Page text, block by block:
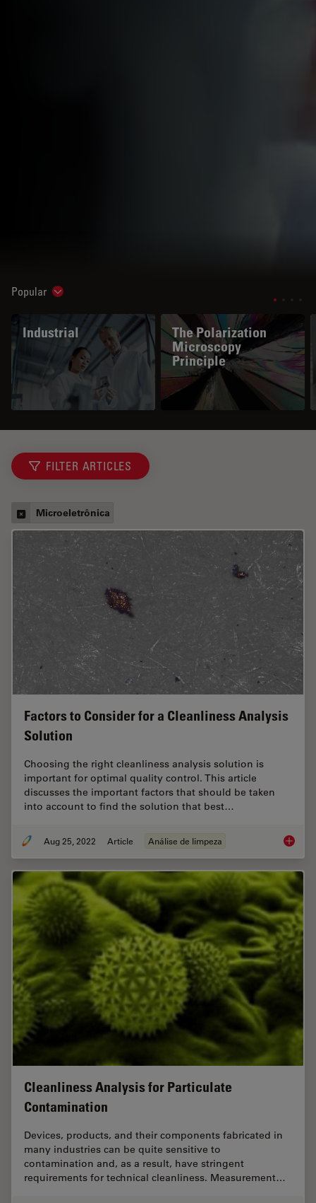
Popular Show subnavigation
Industrial
The Polarization
Microscopy
Principle
FILTER ARTICLES
Microeletrônica
Factors to Consider for a Cleanliness Analysis
Solution
Choosing the right cleanliness analysis solution is
important for optimal quality control. This article
discusses the important factors that should be taken
into account to find the solution that best…
Aug 25, 2022 Article Análise de limpeza Factors
Cleanliness Analysis for Particulate
Contamination
Devices, products, and their components fabricated in
many industries can be quite sensitive to
contamination and, as a result, have stringent
requirements for technical cleanliness. Measurement…